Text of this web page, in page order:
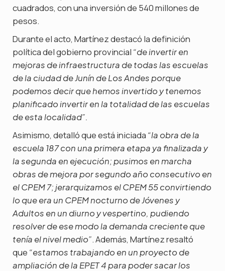
cuadrados, con una inversión de 540 millones de
pesos.
Durante el acto, Martínez destacó la definición
política del gobierno provincial “de invertir en
mejoras de infraestructura de todas las escuelas
de la ciudad de Junín de Los Andes porque
podemos decir que hemos invertido y tenemos
planificado invertir en la totalidad de las escuelas
de esta localidad”.
Asimismo, detalló que está iniciada “la obra de la
escuela 187 con una primera etapa ya finalizada y
la segunda en ejecución; pusimos en marcha
obras de mejora por segundo año consecutivo en
el CPEM 7; jerarquizamos el CPEM 55 convirtiendo
lo que era un CPEM nocturno de Jóvenes y
Adultos en un diurno y vespertino, pudiendo
resolver de ese modo la demanda creciente que
tenía el nivel medio”. Además, Martínez resaltó
que “estamos trabajando en un proyecto de
ampliación de la EPET 4 para poder sacar los